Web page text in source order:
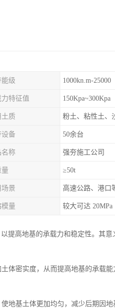
能级 1000kn.m-25000
力特征值 150Kpa~300Kpa
土质 粉土、粘性土、
设备 50余台
名称 强夯施工公司
≥50t
场景 高速公路、港口
模量 较大可达 20MPa
提高地基的承载力和稳定性。其
体密实度，从而提高地基的承载
地基土体更加均匀，减少后期因